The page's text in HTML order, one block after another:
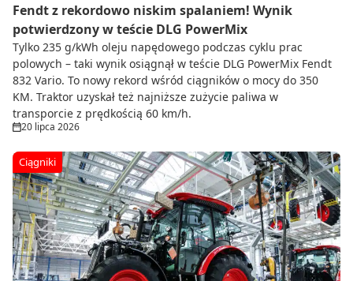
Fendt z rekordowo niskim spalaniem! Wynik
potwierdzony w teście DLG PowerMix
Tylko 235 g/kWh oleju napędowego podczas cyklu prac
polowych – taki wynik osiągnął w teście DLG PowerMix Fendt
832 Vario. To nowy rekord wśród ciągników o mocy do 350
KM. Traktor uzyskał też najniższe zużycie paliwa w
transporcie z prędkością 60 km/h.
20 lipca 2026
Ciągniki